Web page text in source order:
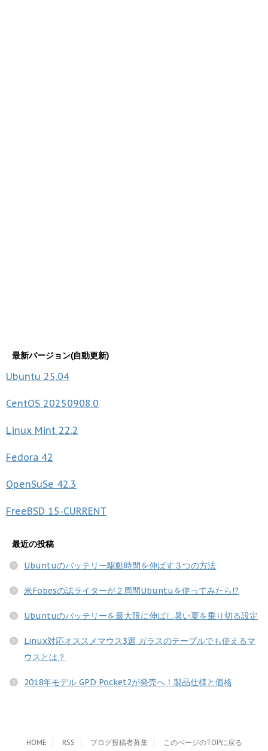
最新バージョン(自動更新)
Ubuntu 25.04
CentOS 20250908.0
Linux Mint 22.2
Fedora 42
OpenSuSe 42.3
FreeBSD 15-CURRENT
最近の投稿
Ubuntuのバッテリー駆動時間を伸ばす３つの方法
米Fobesの誌ライターが２周間Ubuntuを使ってみたら!?
Ubuntuのバッテリーを最大限に伸ばし暑い夏を乗り切る設定
Linux対応オススメマウス3選 ガラスのテーブルでも使えるマ
ウスとは？
2018年モデル GPD Pocket2が発売へ！製品仕様と価格
HOME RSS ブログ投稿者募集 このページのTOPに戻る